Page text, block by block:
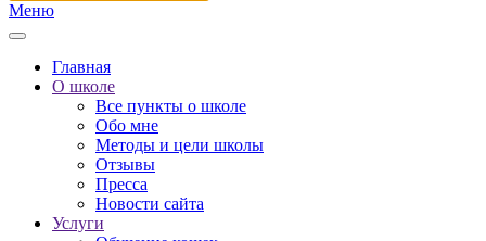
Меню
Главная
О школе
Все пункты о школе
Обо мне
Методы и цели школы
Отзывы
Пресса
Новости сайта
Услуги